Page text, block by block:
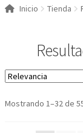
Inicio Tienda
Mostrando 1–32 de